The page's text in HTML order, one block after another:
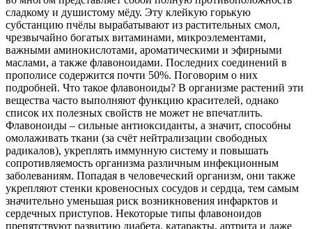
сладкому и душистому мёду. Эту клейкую горькую
субстанцию пчёлы вырабатывают из растительных смол,
чрезвычайно богатых витаминами, микроэлементами,
важными аминокислотами, ароматическими и эфирными
маслами, а также флавоноидами. Последних соединений в
прополисе содержится почти 50%. Поговорим о них
подробней. Что такое флавоноиды? В организме растений эти
вещества часто выполняют функцию красителей, однако
список их полезных свойств не может не впечатлить.
Флавоноиды – сильные антиоксиданты, а значит, способны
омолаживать ткани (за счёт нейтрализации свободных
радикалов), укреплять иммунную систему и повышать
сопротивляемость организма различным инфекционным
заболеваниям. Попадая в человеческий организм, они также
укрепляют стенки кровеносных сосудов и сердца, тем самым
значительно уменьшая риск возникновения инфарктов и
сердечных приступов. Некоторые типы флавоноидов
препятствуют развитию диабета, катаракты, артрита и даже